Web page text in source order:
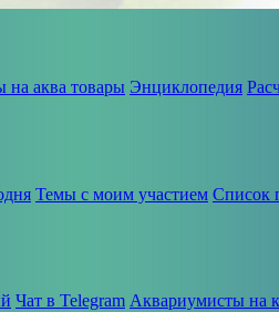
на аква товары Энциклопедия
Темы с моим участием Список
Чат в Telegram Аквариумисты на